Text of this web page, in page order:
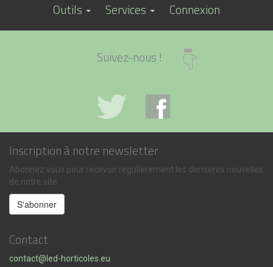
Outils
Services Connexion
Suivez-nous !
Inscription à notre newsletter
Abonnez vous pour recevoir regulierement les dernieres nouvelles
de notre site :
Contact
contact@led-horticoles.eu